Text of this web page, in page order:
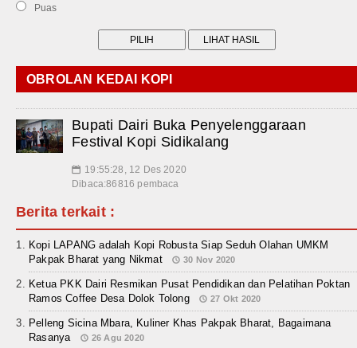
Puas
OBROLAN KEDAI KOPI
Bupati Dairi Buka Penyelenggaraan
Festival Kopi Sidikalang
📅 19:55:28, 12 Des 2020
Dibaca:86816 pembaca
Berita terkait :
Kopi LAPANG adalah Kopi Robusta Siap Seduh Olahan UMKM
Pakpak Bharat yang Nikmat
30 Nov 2020
Ketua PKK Dairi Resmikan Pusat Pendidikan dan Pelatihan Poktan
Ramos Coffee Desa Dolok Tolong
27 Okt 2020
Pelleng Sicina Mbara, Kuliner Khas Pakpak Bharat, Bagaimana
Rasanya
26 Agu 2020